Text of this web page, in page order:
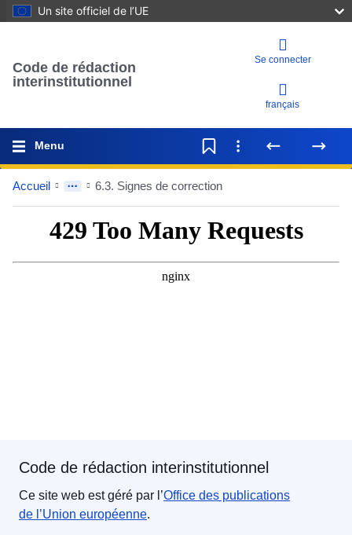
Un site officiel de l’UE
Code de rédaction
interinstitutionnel
Se connecter
français
Menu
Accueil 6.3. Signes de correction
Code de rédaction interinstitutionnel
Ce site web est géré par l’Office des publications
de l’Union européenne.